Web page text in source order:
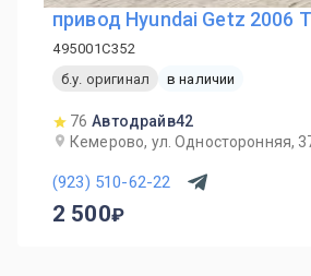
привод Hyundai Getz 2006
495001C352
б.у. оригинал
в наличии
76 Автодрайв42
Кемерово, ул. Односторонняя,
(923) 510-62-22
2 500